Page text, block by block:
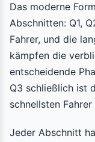
Das moderne
Abschnitten: Q1,
Fahrer, und die
kämpfen die
entscheidende
Q3 schließlich ist
schnellsten
Jeder Abschnitt